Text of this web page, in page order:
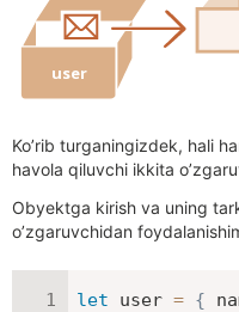
Ko’rib turganingizdek, hali
havola qiluvchi ikkita
Obyektga kirish va uning
o’zgaruvchidan
let user = {